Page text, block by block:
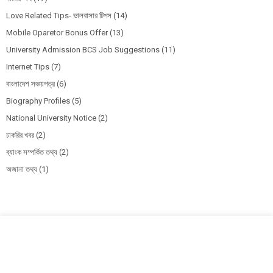
Love Related Tips- ভালবাসার টিপস (14)
Mobile Oparetor Bonus Offer (13)
University Admission BCS Job Suggestions (11)
Internet Tips (7)
বাংলাদেশ সঞ্চয়পত্র (6)
Biography Profiles (5)
National University Notice (2)
চাকরির খবর (2)
ব্যাংক সম্পর্কিত তথ্য (2)
অজানা তথ্য (1)